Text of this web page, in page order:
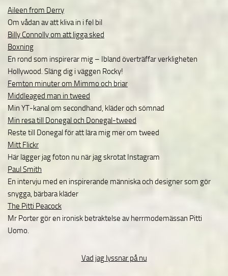
Aileen from Derry
Om vådan av att kliva in i fel bil
Billy Connolly om att ligga sked
Boxning
En rond som inspirerar mig – Ibland överträffar verkligheten
Hollywood. Släng dig i väggen Rocky!
Femton minuter om Mimmo och briar
Middleaged man in tweed
Min YT-kanal om secondhand, kläder och sömnad
Min resa till Donegal och Donegal-tweed
Reste till Donegal för att lära mig mer om tweed
Mitt Flickr
Här lägger jag foton nu när jag skrotat Instagram
Paul Smith
En intervju med en inspirerande människa och designer som gör
snygga, bärbara kläder
The Pitti Peacock
Mr Porter gör en ironisk betraktelse av herrmodemässan Pitti
Uomo.
Vad jag lyssnar på nu